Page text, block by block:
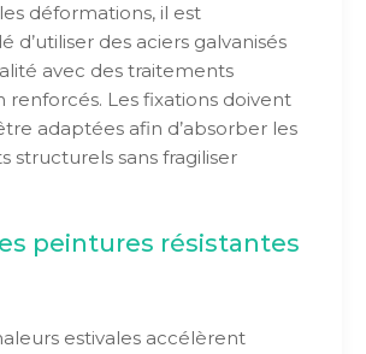
déformations, il est
d’utiliser des aciers galvanisés
avec des traitements
renforcés. Les fixations doivent
adaptées afin d’absorber les
structurels sans fragiliser
peintures résistantes
estivales accélèrent